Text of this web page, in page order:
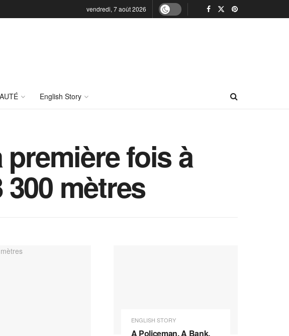
vendredi, 7 août 2026
English Story
fois à
mètres
ENGLISH STORY
A Policeman, A Bank,